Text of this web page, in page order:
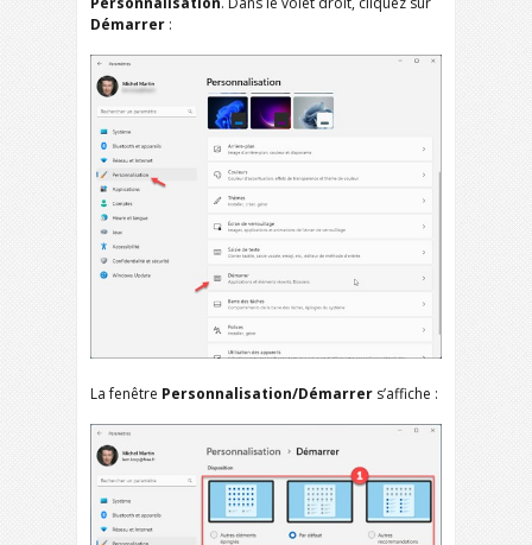
Démarrer :
La fenêtre Personnalisation/Démarrer s’affiche :